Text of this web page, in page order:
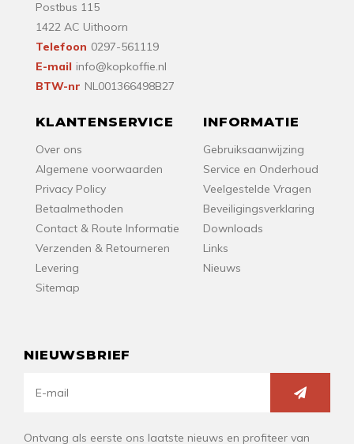
Postbus 115
1422 AC Uithoorn
Telefoon 0297-561119
E-mail info@kopkoffie.nl
BTW-nr NL001366498B27
KLANTENSERVICE
Over ons
Algemene voorwaarden
Privacy Policy
Betaalmethoden
Contact & Route Informatie
Verzenden & Retourneren
Levering
Sitemap
INFORMATIE
Gebruiksaanwijzing
Service en Onderhoud
Veelgestelde Vragen
Beveiligingsverklaring
Downloads
Links
Nieuws
NIEUWSBRIEF
Ontvang als eerste ons laatste nieuws en profiteer van